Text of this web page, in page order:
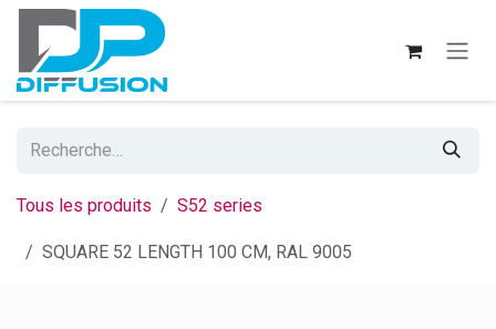
Se rendre au contenu
Tous les produits S52 series
SQUARE 52 LENGTH 100 CM, RAL 9005